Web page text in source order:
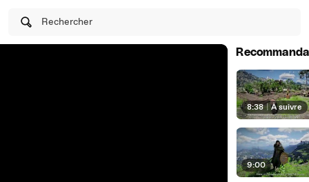
Rechercher
8:38 | À suivre
9:00